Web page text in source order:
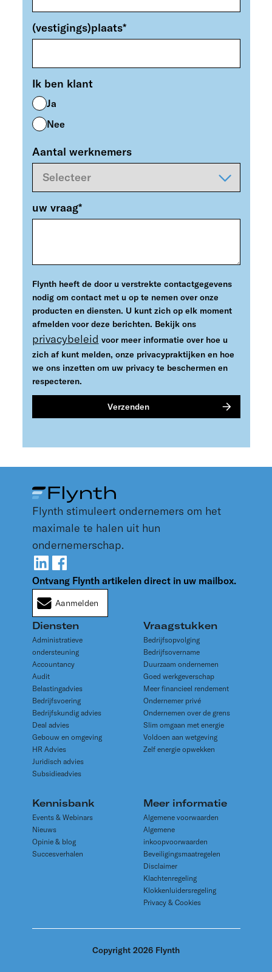
(vestigings)plaats*
Ik ben klant
Ja
Nee
Aantal werknemers
uw vraag*
Flynth heeft de door u verstrekte contactgegevens
nodig om contact met u op te nemen over onze
producten en diensten. U kunt zich op elk moment
afmelden voor deze berichten. Bekijk ons
privacybeleid voor meer informatie over hoe u
zich af kunt melden, onze privacypraktijken en hoe
we ons inzetten om uw privacy te beschermen en
respecteren.
Flynth stimuleert ondernemers om het
maximale te halen uit hun
ondernemerschap.
Ontvang Flynth artikelen direct in uw mailbox.
Aanmelden
Diensten
Administratieve
ondersteuning
Accountancy
Audit
Belastingadvies
Bedrijfsvoering
Bedrijfskundig advies
Deal advies
Gebouw en omgeving
HR Advies
Juridisch advies
Subsidieadvies
Vraagstukken
Bedrijfsopvolging
Bedrijfsovername
Duurzaam ondernemen
Goed werkgeverschap
Meer financieel rendement
Ondernemer privé
Ondernemen over de grens
Slim omgaan met energie
Voldoen aan wetgeving
Zelf energie opwekken
Kennisbank
Events & Webinars
Nieuws
Opinie & blog
Succesverhalen
Meer informatie
Algemene voorwaarden
Algemene
inkoopvoorwaarden
Beveiligingsmaatregelen
Disclaimer
Klachtenregeling
Klokkenluidersregeling
Privacy & Cookies
Copyright 2026 Flynth